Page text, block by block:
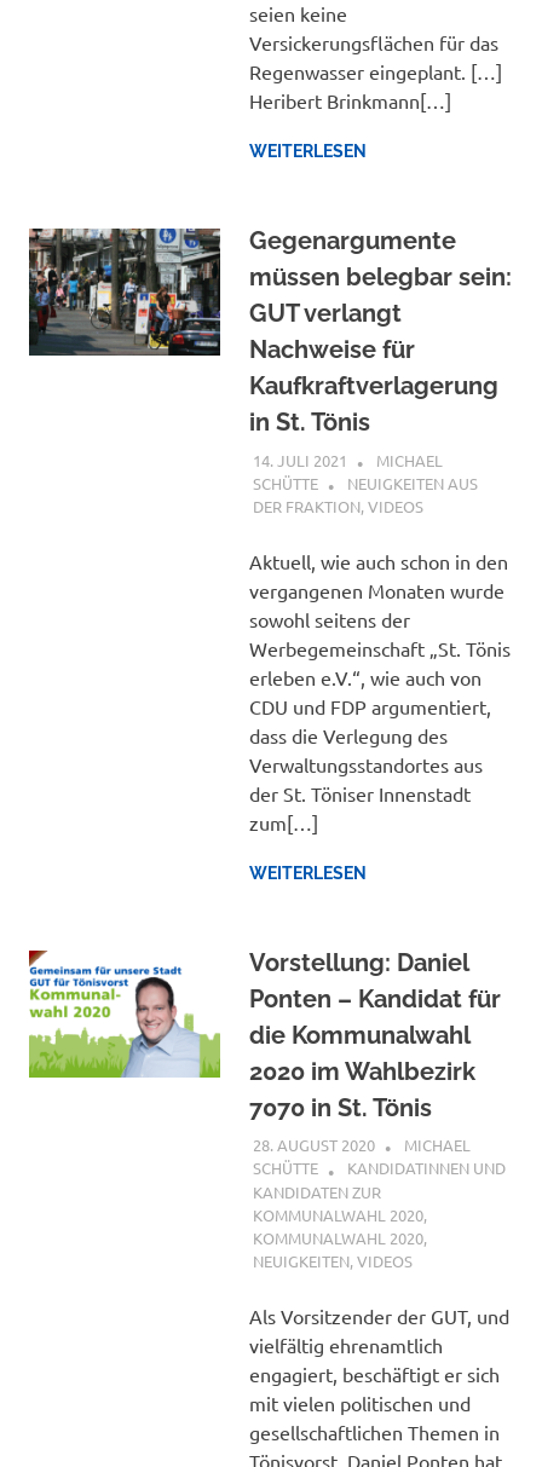
seien keine
Versickerungsflächen für das
Regenwasser eingeplant. […]
Heribert Brinkmann[…]
WEITERLESEN
Gegenargumente
müssen belegbar sein:
GUT verlangt
Nachweise für
Kaufkraftverlagerung
in St. Tönis
14. JULI 2021
MICHAEL
SCHÜTTE
NEUIGKEITEN AUS
DER FRAKTION,VIDEOS
Aktuell, wie auch schon in den
vergangenen Monaten wurde
sowohl seitens der
Werbegemeinschaft „St. Tönis
erleben e.V.“, wie auch von
CDU und FDP argumentiert,
dass die Verlegung des
Verwaltungsstandortes aus
der St. Töniser Innenstadt
zum[…]
WEITERLESEN
Vorstellung: Daniel
Ponten – Kandidat für
die Kommunalwahl
2020 im Wahlbezirk
7070 in St. Tönis
28. AUGUST 2020
MICHAEL
SCHÜTTE
KANDIDATINNEN UND
KANDIDATEN ZUR
KOMMUNALWAHL 2020,
KOMMUNALWAHL 2020,
NEUIGKEITEN,VIDEOS
Als Vorsitzender der GUT, und
vielfältig ehrenamtlich
engagiert, beschäftigt er sich
mit vielen politischen und
gesellschaftlichen Themen in
Tönisvorst. Daniel Ponten hat